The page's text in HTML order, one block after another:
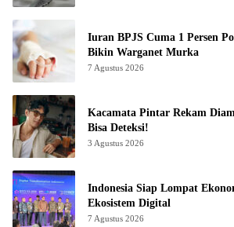
Iuran BPJS Cuma 1 Persen
Bikin Warganet Murka
7 Agustus 2026
Kacamata Pintar Rekam
Bisa Deteksi!
3 Agustus 2026
Indonesia Siap Lompat
Ekosistem Digital
7 Agustus 2026